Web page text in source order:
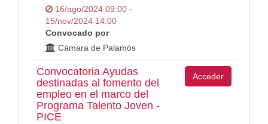
16/ago/2024 09:00 -
15/nov/2024 14:00
Convocado por
Cámara de Palamós
Convocatoria Ayudas
destinadas al fomento del
empleo en el marco del
Programa Talento Joven -
PICE
Acceder